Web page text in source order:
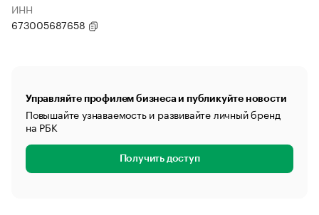
ИНН
673005687658
Управляйте профилем бизнеса и публикуйте новости
Повышайте узнаваемость и развивайте личный бренд
на РБК
Получить доступ